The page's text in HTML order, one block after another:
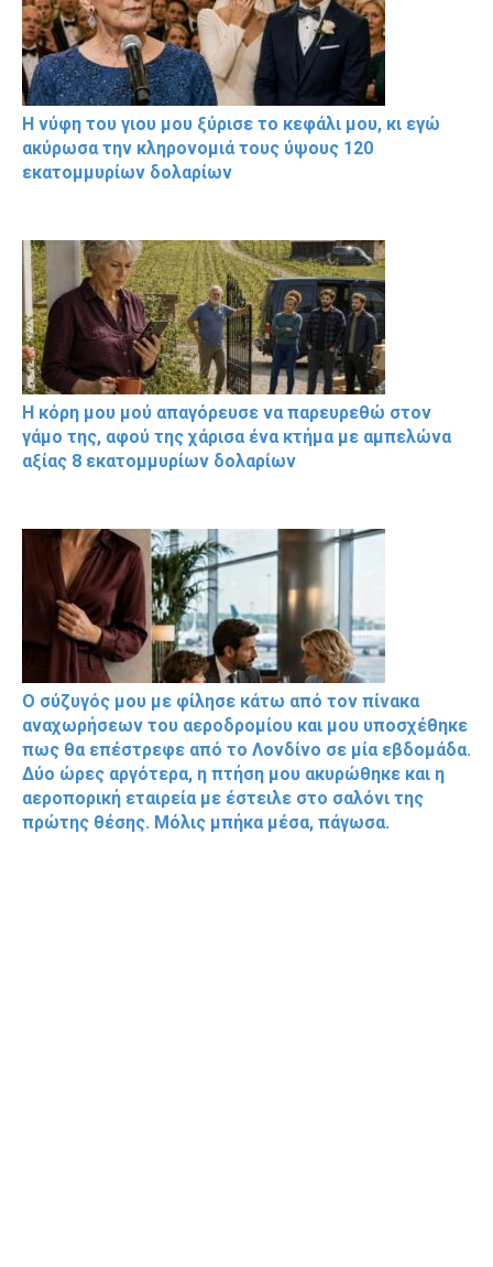
Η νύφη του γιου μου ξύρισε το κεφάλι μου, κι εγώ
ακύρωσα την κληρονομιά τους ύψους 120
εκατομμυρίων δολαρίων
Η κόρη μου μού απαγόρευσε να παρευρεθώ στον
γάμο της, αφού της χάρισα ένα κτήμα με αμπελώνα
αξίας 8 εκατομμυρίων δολαρίων
Ο σύζυγός μου με φίλησε κάτω από τον πίνακα
αναχωρήσεων του αεροδρομίου και μου υποσχέθηκε
πως θα επέστρεφε από το Λονδίνο σε μία εβδομάδα.
Δύο ώρες αργότερα, η πτήση μου ακυρώθηκε και η
αεροπορική εταιρεία με έστειλε στο σαλόνι της
πρώτης θέσης. Μόλις μπήκα μέσα, πάγωσα.